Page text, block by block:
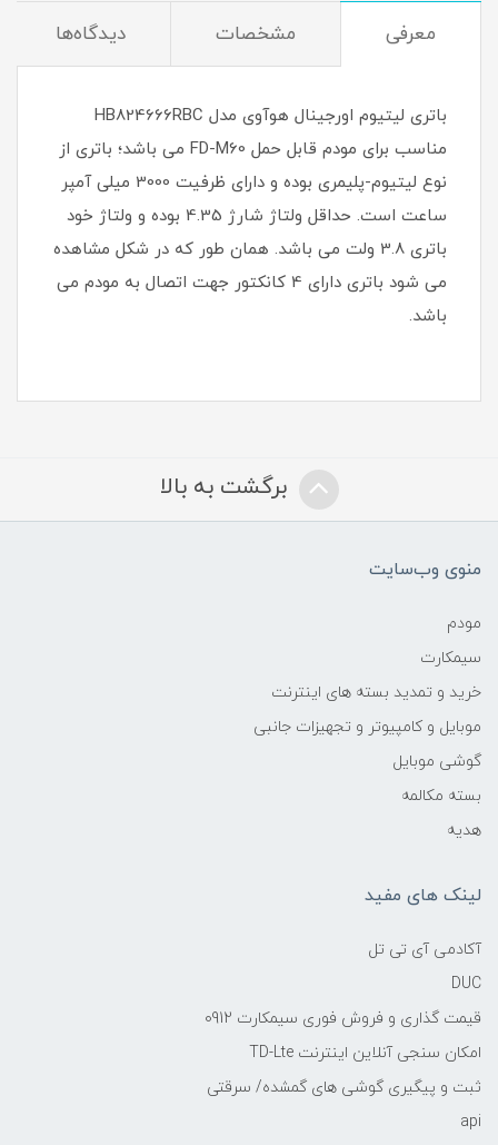
معرفی مشخصات دیدگاه‌ها
باتری لیتیوم اورجینال هوآوی مدل HB824666RBC
مناسب برای مودم قابل حمل FD-M60 می باشد؛ باتری از
نوع لیتیوم-پلیمری بوده و دارای ظرفیت 3000 میلی آمپر
ساعت است. حداقل ولتاژ شارژ 4.35 بوده و ولتاژ خود
باتری 3.8 ولت می باشد. همان طور که در شکل مشاهده
می شود باتری دارای 4 کانکتور جهت اتصال به مودم می
باشد.
برگشت به بالا
منوی وب‌سایت
مودم
سیمکارت
خرید و تمدید بسته های اینترنت
موبایل و کامپیوتر و تجهیزات جانبی
گوشی موبایل
بسته مکالمه
هدیه
لینک های مفید
آکادمی آی تی تل
DUC
قیمت گذاری و فروش فوری سیمکارت 0912
امکان سنجی آنلاین اینترنت TD-Lte
ثبت و پیگیری گوشی های گمشده/ سرقتی
api